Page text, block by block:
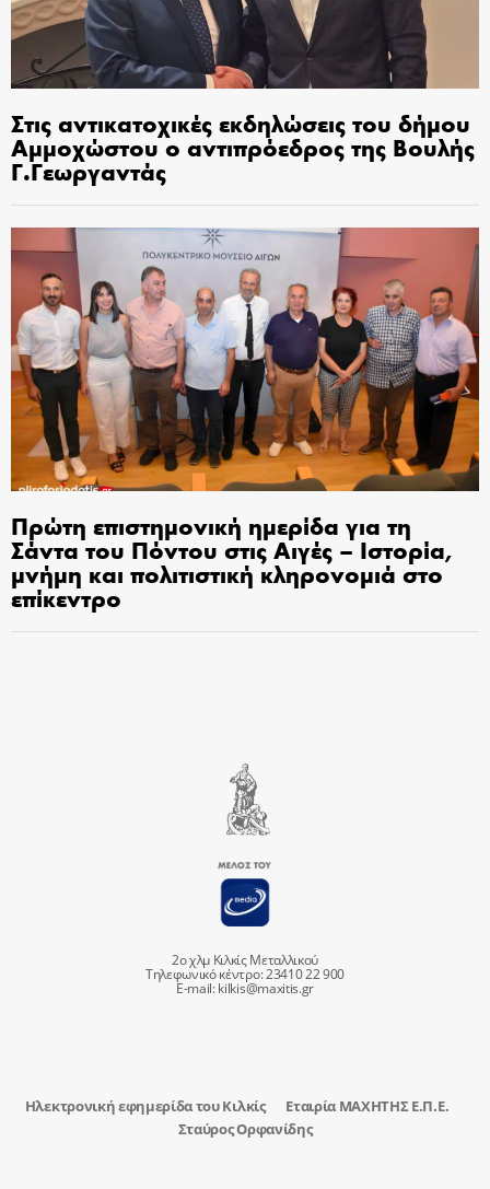
Στις αντικατοχικές εκδηλώσεις του δήμου
Αμμοχώστου ο αντιπρόεδρος της Βουλής
Γ.Γεωργαντάς
Πρώτη επιστημονική ημερίδα για τη
Σάντα του Πόντου στις Αιγές – Ιστορία,
μνήμη και πολιτιστική κληρονομιά στο
επίκεντρο
2ο χλμ Κιλκίς Μεταλλικού
Τηλεφωνικό κέντρο: 23410 22 900
E-mail:kilkis@maxitis.gr
Ηλεκτρονική εφημερίδα του Κιλκίς
Εταιρία ΜΑΧΗΤΗΣ Ε.Π.Ε.
Σταύρος Ορφανίδης